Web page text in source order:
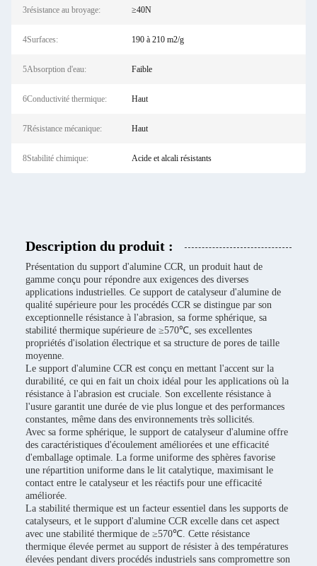
3résistance au broyage: ≥40N
4Surfaces: 190 à 210 m2/g
5Absorption d'eau: Faible
6Conductivité thermique: Haut
7Résistance mécanique: Haut
8Stabilité chimique: Acide et alcali résistants
Description du produit :
Présentation du support d'alumine CCR, un produit haut de
gamme conçu pour répondre aux exigences des diverses
applications industrielles. Ce support de catalyseur d'alumine de
qualité supérieure pour les procédés CCR se distingue par son
exceptionnelle résistance à l'abrasion, sa forme sphérique, sa
stabilité thermique supérieure de ≥570℃, ses excellentes
propriétés d'isolation électrique et sa structure de pores de taille
moyenne.
Le support d'alumine CCR est conçu en mettant l'accent sur la
durabilité, ce qui en fait un choix idéal pour les applications où la
résistance à l'abrasion est cruciale. Son excellente résistance à
l'usure garantit une durée de vie plus longue et des performances
constantes, même dans des environnements très sollicités.
Avec sa forme sphérique, le support de catalyseur d'alumine offre
des caractéristiques d'écoulement améliorées et une efficacité
d'emballage optimale. La forme uniforme des sphères favorise
une répartition uniforme dans le lit catalytique, maximisant le
contact entre le catalyseur et les réactifs pour une efficacité
améliorée.
La stabilité thermique est un facteur essentiel dans les supports de
catalyseurs, et le support d'alumine CCR excelle dans cet aspect
avec une stabilité thermique de ≥570℃. Cette résistance
thermique élevée permet au support de résister à des températures
élevées pendant divers procédés industriels sans compromettre son